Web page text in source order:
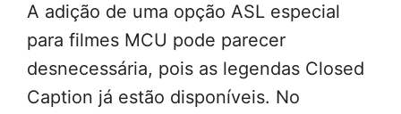
A adição de uma opção ASL especial
para filmes MCU pode parecer
desnecessária, pois as legendas Closed
Caption já estão disponíveis. No